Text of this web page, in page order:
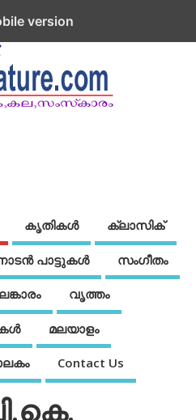
കൃതികൾ ക്ലാസിക്
പാട്ടുകള്‍ സംഗീതം
വൃത്തം
മലയാളം
Contact Us
version